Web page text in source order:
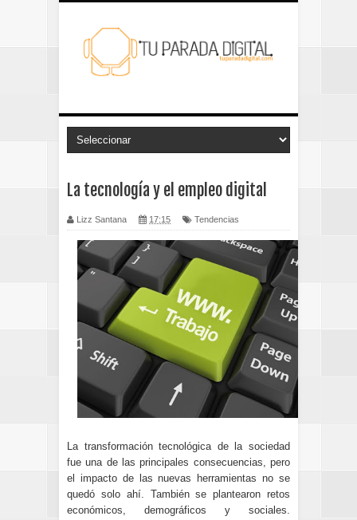
La tecnología y el empleo digital
Lizz Santana 17:15 Tendencias
La transformación tecnológica de la sociedad
fue una de las principales consecuencias, pero
el impacto de las nuevas herramientas no se
quedó solo ahí. También se plantearon retos
económicos, demográficos y sociales.